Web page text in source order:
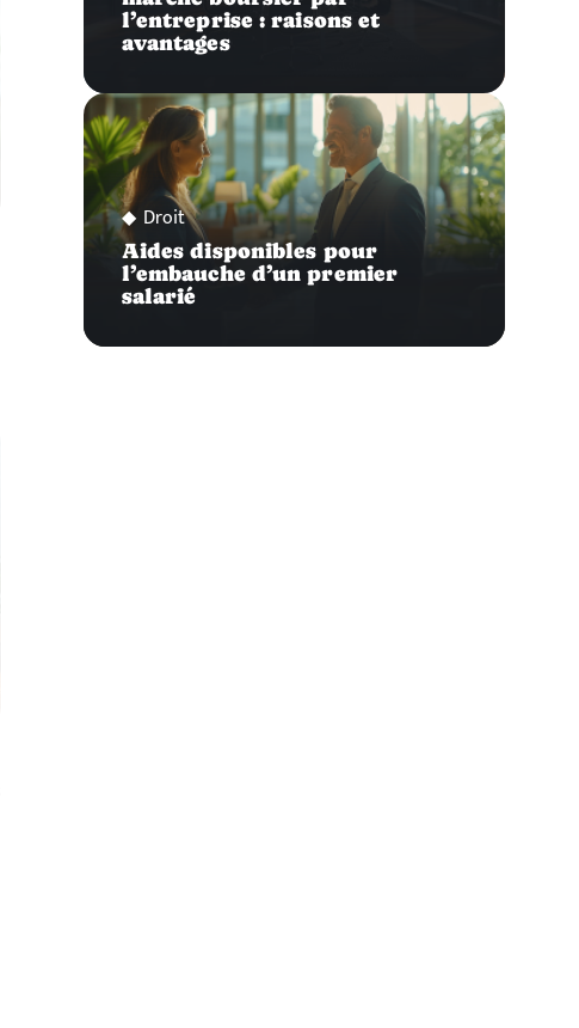
l’entreprise : raisons et
avantages
Droit
Aides disponibles pour
l’embauche d’un premier
salarié